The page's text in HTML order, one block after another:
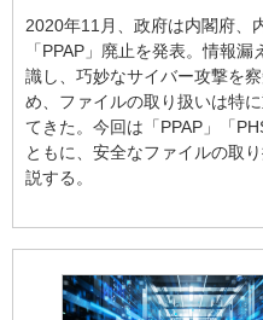
2020年11月、政府は内閣府、
「PPAP」廃止を発表。情報漏
識し、巧妙なサイバー攻撃を
め、ファイルの取り扱いは特
てきた。今回は「PPAP」「
ともに、安全なファイルの取
説する。